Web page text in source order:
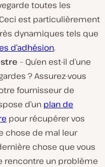
toutes les
est particulièrement
dynamiques tels que
d’adhésion.
– Qu’en est-il d’une
? Assurez-vous
fournisseur de
d’un plan de
pour récupérer vos
chose de mal leur
chose que vous
rencontre un problème